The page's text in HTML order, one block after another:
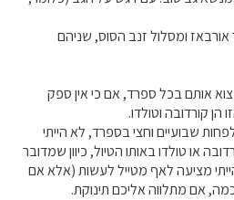
ומסלול זנב הסוס, שניהם
אותם בכל ספרד, אם כי אין ספק
קורדובה וטולדו.
שבועיים וחצי בספרד, לא הייתי
או טולדו באותו הטיול, כיוון שמדובר
מציעה לאף מטייל לעשות (אלא אם
אם מתלווה אליכם תינוקת.